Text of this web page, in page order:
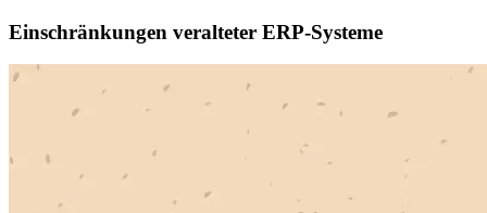
Einschränkungen veralteter ERP-Systeme